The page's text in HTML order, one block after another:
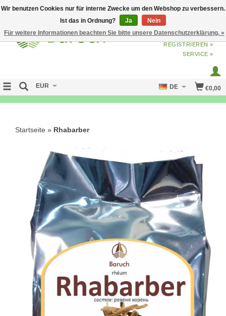
ANMELDENODERJETZT
REGISTRIEREN »
SERVICE »
€0,00
EUR DE
Startseite » Rhabarber
Wir benutzen Cookies nur für interne Zwecke um den Webshop zu verbessern.
Ist das in Ordnung?
Ja
Nein
Für weitere Informationen beachten Sie bitte unsere Datenschutzerklärung. »